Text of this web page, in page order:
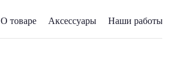
О товаре Аксессуары Наши работы